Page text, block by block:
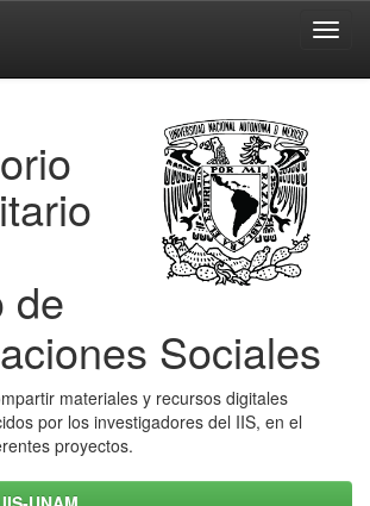
de
Sociales
materiales y recursos digitales
por los investigadores del IIS, en el
proyectos.